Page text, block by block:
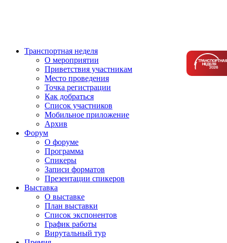
Транспортная неделя
О мероприятии
Приветствия участникам
Место проведения
Точка регистрации
Как добраться
Список участников
Мобильное приложение
Архив
Форум
О форуме
Программа
Спикеры
Записи форматов
Презентации спикеров
Выставка
О выставке
План выставки
Список экспонентов
График работы
Вирутальный тур